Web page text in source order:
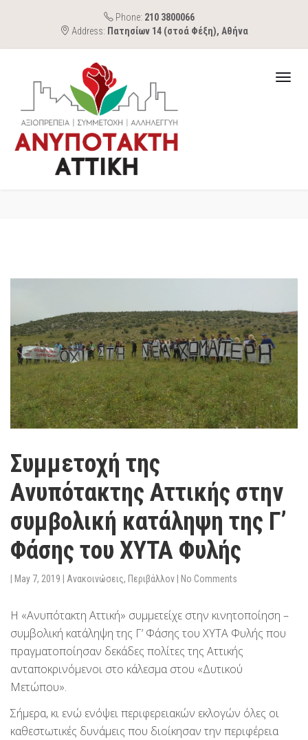
Phone: 210 3800066
Address: Πατησίων 14 (στοά Φέξη), Αθήνα
Συμμετοχή της
Ανυπότακτης Αττικής στην
συμβολική κατάληψη της Γ’
Φάσης του ΧΥΤΑ Φυλής
May 7, 2019 Ανακοινώσεις, Περιβάλλον No Comments
Η «Ανυπότακτη Αττική» συμμετείχε στην κινητοποίηση –
συμβολική κατάληψη της Γ’ Φάσης του ΧΥΤΑ Φυλής που
πραγματοποίησαν δεκάδες πολίτες της Αττικής
ανταποκρινόμενοι στο κάλεσμα στου «Δυτικού
Μετώπου».
Σήμερα, κι ενώ ενόψει περιφερειακών εκλογών όλες οι
καθεστωτικές δυνάμεις που διοίκησαν την περιφέρεια